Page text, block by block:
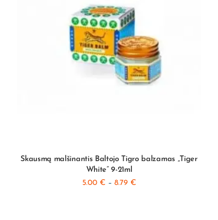
Skausmą malšinantis Baltojo Tigro balzamas „Tiger
White” 9-21ml
5.00 € – 8.79 €